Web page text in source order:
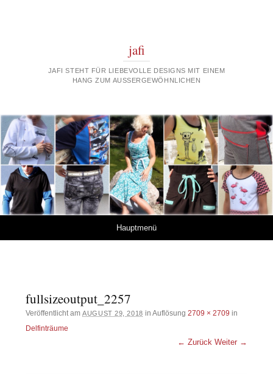
jafi
JAFI STEHT FÜR LIEBEVOLLE DESIGNS MIT EINEM
HANG ZUM AUSSERGEWÖHNLICHEN
Hauptmenü
fullsizeoutput_2257
Veröffentlicht amAUGUST 29, 2018 in Auflösung 2709 × 2709 in
Delfinträume
← Zurück Weiter →